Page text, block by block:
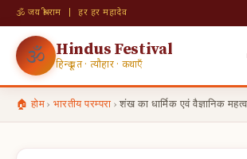
🕉 जय श्री राम | हर हर महादेव
🕉 Hindus Festival
हिन्दू व्रत · त्यौहार · कथाएँ
🏠 होम› भारतीय परम्परा › शंख का धार्मिक एवं वैज्ञानिक